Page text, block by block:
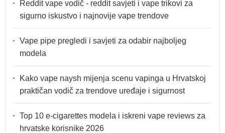
Reddit vape vodič - reddit savjeti i vape trikovi za
sigurno iskustvo i najnovije vape trendove
Vape pipe pregledi i savjeti za odabir najboljeg
modela
Kako vape naysh mijenja scenu vapinga u Hrvatskoj
praktičan vodič za trendove uređaje i sigurnost
Top 10 e-cigarettes modela i iskreni vape reviews za
hrvatske korisnike 2026